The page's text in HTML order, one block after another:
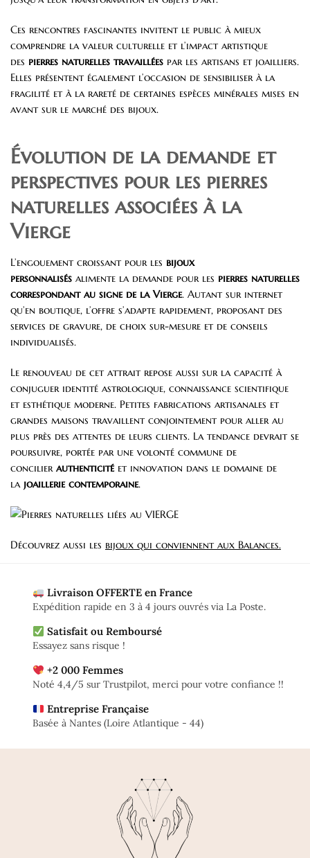
Ces rencontres fascinantes invitent le public à mieux
comprendre la valeur culturelle et l’impact artistique
des pierres naturelles travaillées par les artisans et joailliers.
Elles présentent également l’occasion de sensibiliser à la
fragilité et à la rareté de certaines espèces minérales mises en
avant sur le marché des bijoux.
Évolution de la demande et
perspectives pour les pierres
naturelles associées à la
Vierge
L’engouement croissant pour les bijoux
personnalisés alimente la demande pour les pierres naturelles
correspondant au signe de la Vierge. Autant sur internet
qu’en boutique, l’offre s’adapte rapidement, proposant des
services de gravure, de choix sur-mesure et de conseils
individualisés.
Le renouveau de cet attrait repose aussi sur la capacité à
conjuguer identité astrologique, connaissance scientifique
et esthétique moderne. Petites fabrications artisanales et
grandes maisons travaillent conjointement pour aller au
plus près des attentes de leurs clients. La tendance devrait se
poursuivre, portée par une volonté commune de
concilier authenticitéet innovation dans le domaine de
la joaillerie contemporaine.
Découvrez aussi les bijoux qui conviennent aux Balances.
Livraison OFFERTE en France
Expédition rapide en 3 à 4 jours ouvrés via La Poste.
Satisfait ou Remboursé
Essayez sans risque !
+2 000 Femmes
Noté 4,4/5 sur Trustpilot, merci pour votre confiance !!
Entreprise Française
Basée à Nantes (Loire Atlantique - 44)